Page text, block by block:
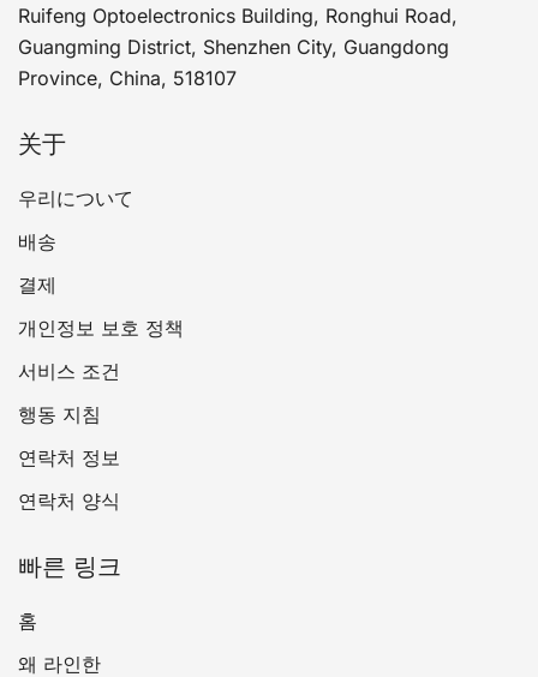
Ruifeng Optoelectronics Building, Ronghui Road,
Guangming District, Shenzhen City, Guangdong
Province, China, 518107
关于
우리について
배송
결제
개인정보 보호 정책
서비스 조건
행동 지침
연락처 정보
연락처 양식
빠른 링크
홈
왜 라인한